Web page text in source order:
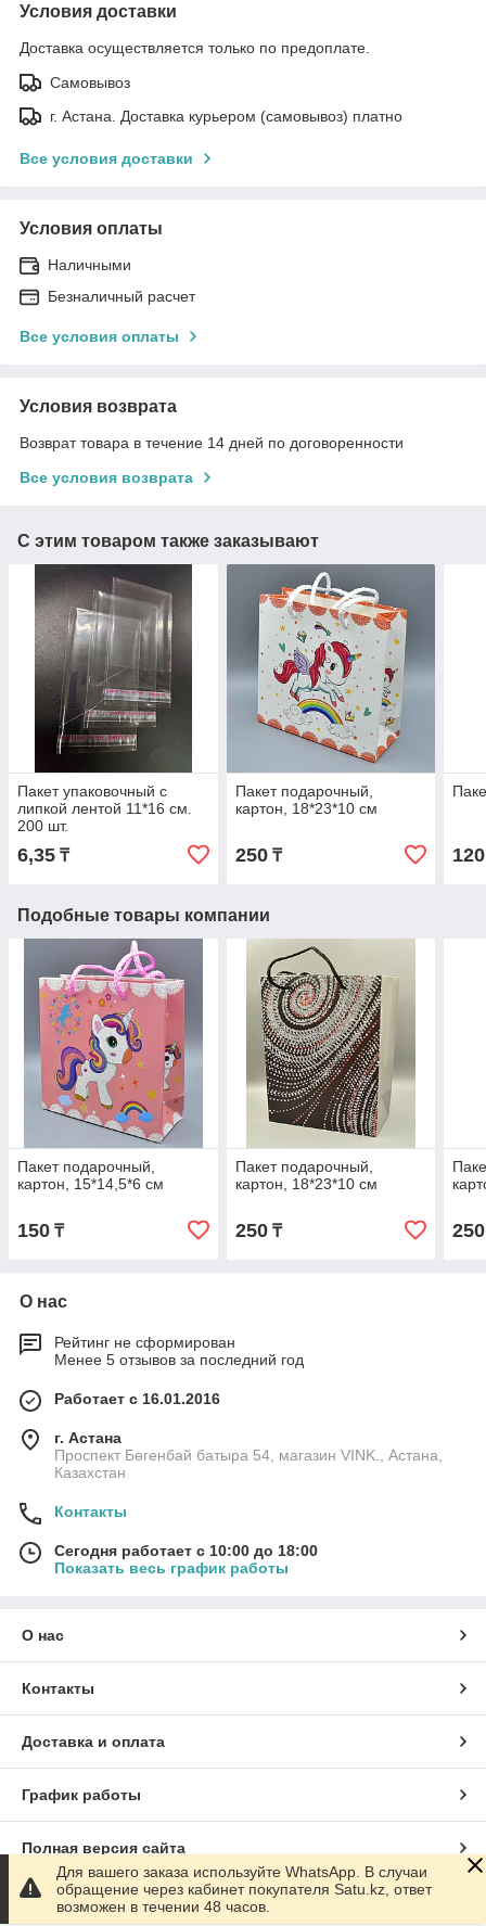
Условия доставки
Доставка осуществляется только по предоплате.
Самовывоз
г. Астана. Доставка курьером (самовывоз) платно
Все условия доставки
Условия оплаты
Наличными
Безналичный расчет
Все условия оплаты
Условия возврата
Возврат товара в течение 14 дней по договоренности
Все условия возврата
С этим товаром также заказывают
Пакет упаковочный с
липкой лентой 11*16 см.
200 шт.
6,35 ₸
Пакет подарочный,
картон, 18*23*10 см
250₸ 120
Подобные товары компании
Пакет подарочный,
картон, 15*14,5*6 см
150 ₸
Пакет подарочный,
картон, 18*23*10 см
250₸ 250
О нас
Рейтинг не сформирован
Менее 5 отзывов за последний год
Работает с 16.01.2016
г. Астана
Проспект Бөгенбай батыра 54, магазин VINK., Астана,
Казахстан
Контакты
Сегодня работает с 10:00 до 18:00
Показать весь график работы
О нас
Контакты
Доставка и оплата
График работы
Полная версия сайта
Сайт создан на маркетплейсеSatu.kz
Для вашего заказа используйте WhatsApp. В случаи
обращение через кабинет покупателя Satu.kz, ответ
возможен в течении 48 часов.